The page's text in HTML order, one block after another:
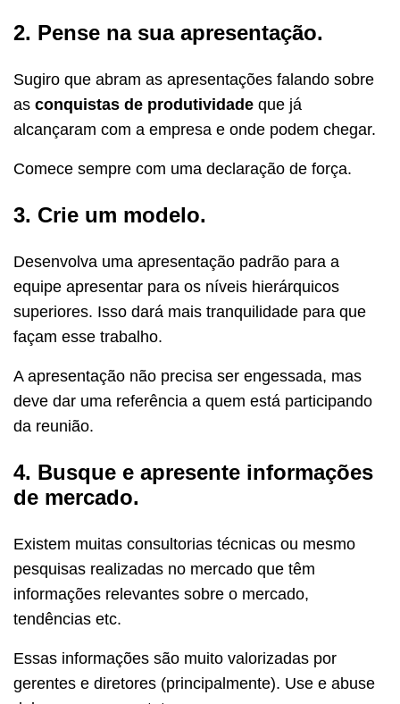
2. Pense na sua apresentação.
Sugiro que abram as apresentações falando sobre
as conquistas de produtividade que já
alcançaram com a empresa e onde podem chegar.
Comece sempre com uma declaração de força.
3. Crie um modelo.
Desenvolva uma apresentação padrão para a
equipe apresentar para os níveis hierárquicos
superiores. Isso dará mais tranquilidade para que
façam esse trabalho.
A apresentação não precisa ser engessada, mas
deve dar uma referência a quem está participando
da reunião.
4. Busque e apresente informações
de mercado.
Existem muitas consultorias técnicas ou mesmo
pesquisas realizadas no mercado que têm
informações relevantes sobre o mercado,
tendências etc.
Essas informações são muito valorizadas por
gerentes e diretores (principalmente). Use e abuse